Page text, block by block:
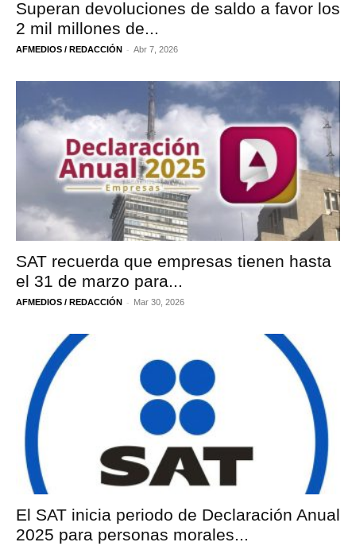
Superan devoluciones de saldo a favor los
2 mil millones de...
AFMEDIOS / REDACCIÓN - Abr 7, 2026
SAT recuerda que empresas tienen hasta
el 31 de marzo para...
AFMEDIOS / REDACCIÓN - Mar 30, 2026
El SAT inicia periodo de Declaración Anual
2025 para personas morales...